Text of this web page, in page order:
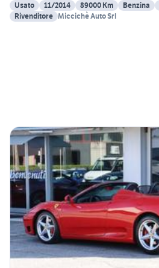
Usato
11/2014 89000 Km Benzina
Rivenditore Miccichè Auto Srl